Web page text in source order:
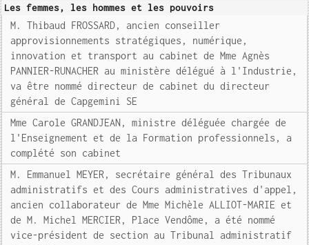
Les femmes, les hommes et les pouvoirs
M. Thibaud FROSSARD, ancien conseiller
approvisionnements stratégiques, numérique,
innovation et transport au cabinet de Mme Agnès
PANNIER-RUNACHER au ministère délégué à l'Industrie,
va être nommé directeur de cabinet du directeur
général de Capgemini SE
Mme Carole GRANDJEAN, ministre déléguée chargée de
l'Enseignement et de la Formation professionnels, a
complété son cabinet
M. Emmanuel MEYER, secrétaire général des Tribunaux
administratifs et des Cours administratives d'appel,
ancien collaborateur de Mme Michèle ALLIOT-MARIE et
de M. Michel MERCIER, Place Vendôme, a été nommé
vice-président de section au Tribunal administratif